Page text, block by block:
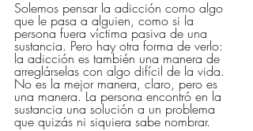
Solemos pensar la adicción como algo
que le pasa a alguien, como si la
persona fuera víctima pasiva de una
sustancia. Pero hay otra forma de verlo:
la adicción es también una manera de
arreglárselas con algo difícil de la vida.
No es la mejor manera, claro, pero es
una manera. La persona encontró en la
sustancia una solución a un problema
que quizás ni siquiera sabe nombrar.